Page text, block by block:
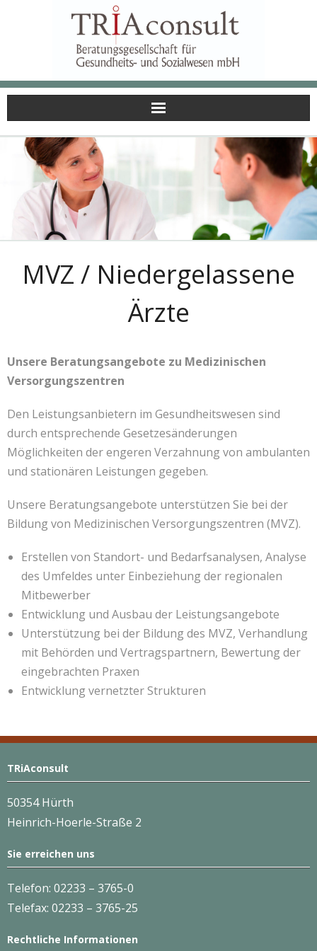
MVZ / Niedergelassene
Ärzte
Unsere Beratungsangebote zu Medizinischen
Versorgungszentren
Den Leistungsanbietern im Gesundheitswesen sind
durch entsprechende Gesetzesänderungen
Möglichkeiten der engeren Verzahnung von ambulanten
und stationären Leistungen gegeben.
Unsere Beratungsangebote unterstützen Sie bei der
Bildung von Medizinischen Versorgungszentren (MVZ).
Erstellen von Standort- und Bedarfsanalysen, Analyse
des Umfeldes unter Einbeziehung der regionalen
Mitbewerber
Entwicklung und Ausbau der Leistungsangebote
Unterstützung bei der Bildung des MVZ, Verhandlung
mit Behörden und Vertragspartnern, Bewertung der
eingebrachten Praxen
Entwicklung vernetzter Strukturen
TRiAconsult
50354 Hürth
Heinrich-Hoerle-Straße 2
Sie erreichen uns
Telefon: 02233 – 3765-0
Telefax: 02233 – 3765-25
Rechtliche Informationen